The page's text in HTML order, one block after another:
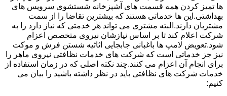
ها تمیز کردن همه قسمت های آشپزخانه شستشوی سرویس های
بهداشتی.این ها خدماتی هستند که بیشترین تقاضا را از سمت
مشتریان دارند.البته مشتری می تواند هر خدمتی که نیاز دارد را به
شرکت اعلام کند تا بر اساس نیازشان نیروی متخصص اعزام
شود.تعویض لامپ ها باغبانی جابجایی اثاثیه شستن فرش و موکت
نیز جز خدماتی است که شرکت های خدمات نظافتی نیروی ماهر را
برای انجام آن اعزام می کنند.چند نکته اصلی که در زمان استفاده از
خدمات شرکت های نظافتی باید در نظر داشته باشید را بیان می
کنیم: